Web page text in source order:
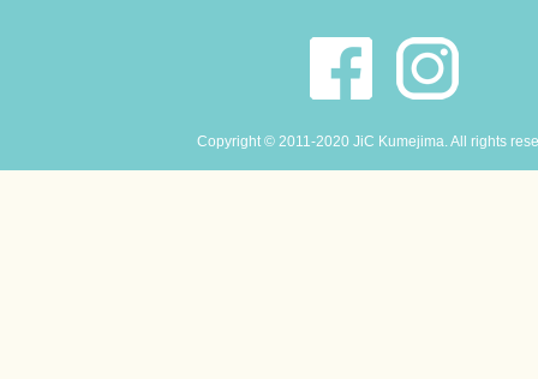
Copyright © 2011-2020 JiC Kumejima. All rights